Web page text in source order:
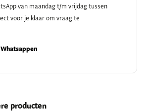
van maandag t/m vrijdag tussen
voor je klaar om vraag te
producten